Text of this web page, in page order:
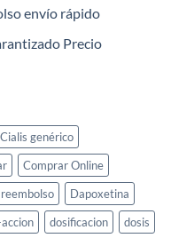
envío rápido
Precio
Cialis genérico
Comprar Online
Dapoxetina
dosificacion
dosis